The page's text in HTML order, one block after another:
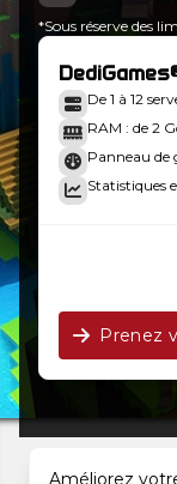
*Sous réserve des
De 1 à 12
RAM : de 2
Panneau de
Statistiques
Améliorez